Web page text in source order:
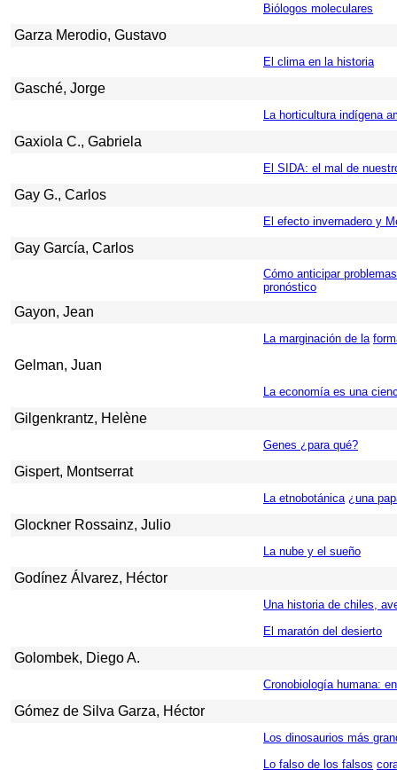
Biólogos moleculares
Garza Merodio, Gustavo
El clima en la historia
Gasché, Jorge
La horticultura indígena
Gaxiola C., Gabriela
El SIDA: el mal de
Gay G., Carlos
El efecto invernadero y
Gay García, Carlos
Cómo anticipar
pronóstico
Gayon, Jean
La marginación de la
Gelman, Juan
La economía es una
Gilgenkrantz, Helène
Genes ¿para qué?
Gispert, Montserrat
La etnobotánica ¿una
Glockner Rossainz, Julio
La nube y el sueño
Godínez Álvarez, Héctor
Una historia de chiles,
El maratón del desierto
Golombek, Diego A.
Cronobiología humana:
Gómez de Silva Garza, Héctor
Los dinosaurios más
Lo falso de los falsos